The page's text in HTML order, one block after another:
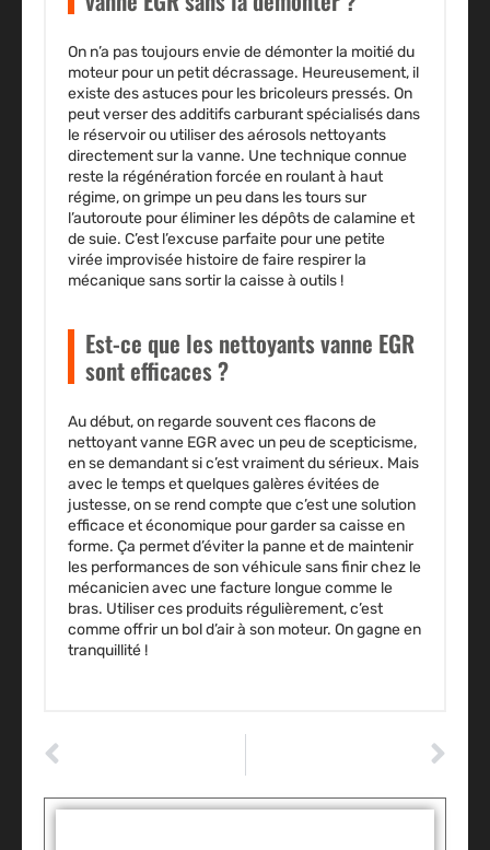
On n’a pas toujours envie de démonter la moitié du
moteur pour un petit décrassage. Heureusement, il
existe des astuces pour les bricoleurs pressés. On
peut verser des additifs carburant spécialisés dans
le réservoir ou utiliser des aérosols nettoyants
directement sur la vanne. Une technique connue
reste la régénération forcée en roulant à haut
régime, on grimpe un peu dans les tours sur
l’autoroute pour éliminer les dépôts de calamine et
de suie. C’est l’excuse parfaite pour une petite
virée improvisée histoire de faire respirer la
mécanique sans sortir la caisse à outils !
Est-ce que les nettoyants vanne EGR
sont efficaces ?
Au début, on regarde souvent ces flacons de
nettoyant vanne EGR avec un peu de scepticisme,
en se demandant si c’est vraiment du sérieux. Mais
avec le temps et quelques galères évitées de
justesse, on se rend compte que c’est une solution
efficace et économique pour garder sa caisse en
forme. Ça permet d’éviter la panne et de maintenir
les performances de son véhicule sans finir chez le
mécanicien avec une facture longue comme le
bras. Utiliser ces produits régulièrement, c’est
comme offrir un bol d’air à son moteur. On gagne en
tranquillité !